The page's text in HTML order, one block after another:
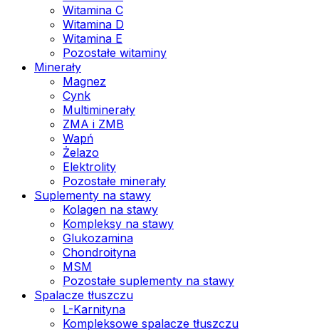
Witamina C
Witamina D
Witamina E
Pozostałe witaminy
Minerały
Magnez
Cynk
Multiminerały
ZMA i ZMB
Wapń
Żelazo
Elektrolity
Pozostałe minerały
Suplementy na stawy
Kolagen na stawy
Kompleksy na stawy
Glukozamina
Chondroityna
MSM
Pozostałe suplementy na stawy
Spalacze tłuszczu
L-Karnityna
Kompleksowe spalacze tłuszczu